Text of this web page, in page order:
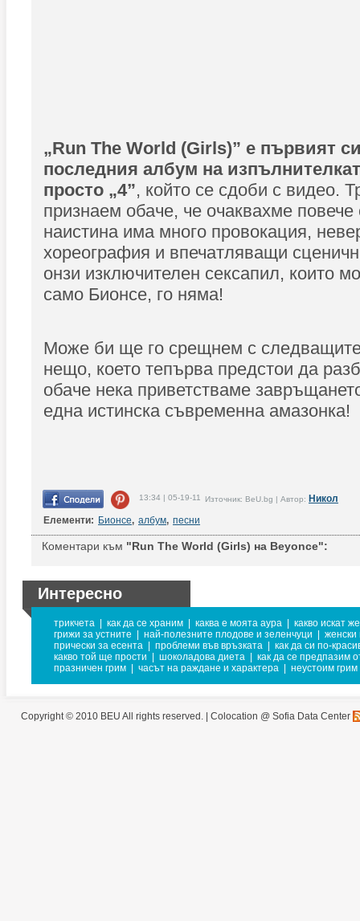
„Run The World (Girls)” е първият
последния албум на
просто „4”, който се сдоби с видео.
признаем обаче, че очаквахме
наистина има много провокация,
хореография и впечатляващи
онзи изключителен сексапил, които
само Бионсе, го няма!
Може би ще го срещнем с
нещо, което тепърва предстои да
обаче нека приветстваме
една истинска съвременна амазонка!
13:34 | 05-19-11 Източник: BeU.bg | Автор: Никол
Елементи: Бионсе, албум, песни
Коментари към "Run The World (Girls) на Beyonce":
Интересно
трикчета как да се храним каква е моята аура
какво искат
грижи за устните
най-полезните плодове и зеленчуци
женски
прически за есента
проблеми във връзката
как да си по-
какво той ще прости
шоколадова диета
как да се предпазим
празничен грим
часът на раждане и характера неустоим грим
Copyright © 2010 BEU All rights reserved. | Colocation @ Sofia Data Center